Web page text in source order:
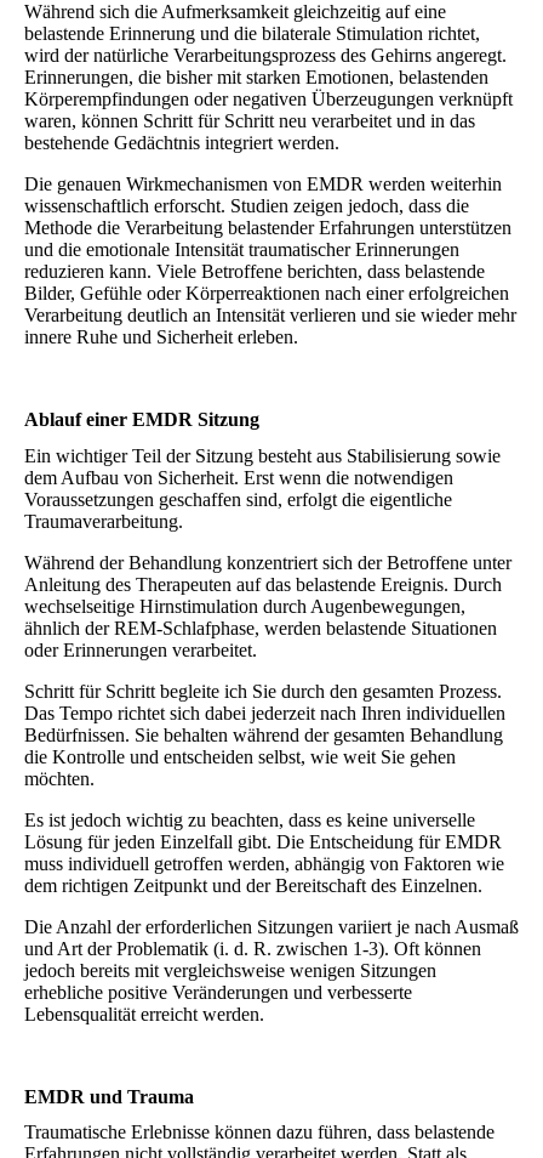
Während sich die Aufmerksamkeit gleichzeitig auf eine
belastende Erinnerung und die bilaterale Stimulation richtet,
wird der natürliche Verarbeitungsprozess des Gehirns angeregt.
Erinnerungen, die bisher mit starken Emotionen, belastenden
Körperempfindungen oder negativen Überzeugungen verknüpft
waren, können Schritt für Schritt neu verarbeitet und in das
bestehende Gedächtnis integriert werden.
Die genauen Wirkmechanismen von EMDR werden weiterhin
wissenschaftlich erforscht. Studien zeigen jedoch, dass die
Methode die Verarbeitung belastender Erfahrungen unterstützen
und die emotionale Intensität traumatischer Erinnerungen
reduzieren kann. Viele Betroffene berichten, dass belastende
Bilder, Gefühle oder Körperreaktionen nach einer erfolgreichen
Verarbeitung deutlich an Intensität verlieren und sie wieder mehr
innere Ruhe und Sicherheit erleben.
Ablauf einer EMDR Sitzung
Ein wichtiger Teil der Sitzung besteht aus Stabilisierung sowie
dem Aufbau von Sicherheit. Erst wenn die notwendigen
Voraussetzungen geschaffen sind, erfolgt die eigentliche
Traumaverarbeitung.
Während der Behandlung konzentriert sich der Betroffene unter
Anleitung des Therapeuten auf das belastende Ereignis. Durch
wechselseitige Hirnstimulation durch Augenbewegungen,
ähnlich der REM-Schlafphase, werden belastende Situationen
oder Erinnerungen verarbeitet.
Schritt für Schritt begleite ich Sie durch den gesamten Prozess.
Das Tempo richtet sich dabei jederzeit nach Ihren individuellen
Bedürfnissen. Sie behalten während der gesamten Behandlung
die Kontrolle und entscheiden selbst, wie weit Sie gehen
möchten.
Es ist jedoch wichtig zu beachten, dass es keine universelle
Lösung für jeden Einzelfall gibt. Die Entscheidung für EMDR
muss individuell getroffen werden, abhängig von Faktoren wie
dem richtigen Zeitpunkt und der Bereitschaft des Einzelnen.
Die Anzahl der erforderlichen Sitzungen variiert je nach Ausmaß
und Art der Problematik (i. d. R. zwischen 1-3). Oft können
jedoch bereits mit vergleichsweise wenigen Sitzungen
erhebliche positive Veränderungen und verbesserte
Lebensqualität erreicht werden.
EMDR und Trauma
Traumatische Erlebnisse können dazu führen, dass belastende
Erfahrungen nicht vollständig verarbeitet werden. Statt als